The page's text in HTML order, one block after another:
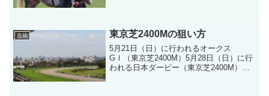
血統 東京芝2400Mの狙い方
5月21日（日）に行われるオークス
GⅠ（東京芝2400M）5月28日（日）に行
われる日本ダービー（東京芝2400M）そ